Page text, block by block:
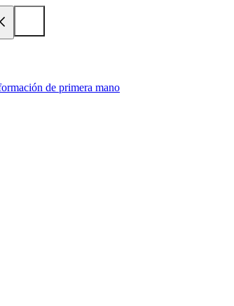
de primera mano